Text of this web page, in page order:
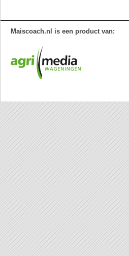
Maiscoach.nl is een product van: